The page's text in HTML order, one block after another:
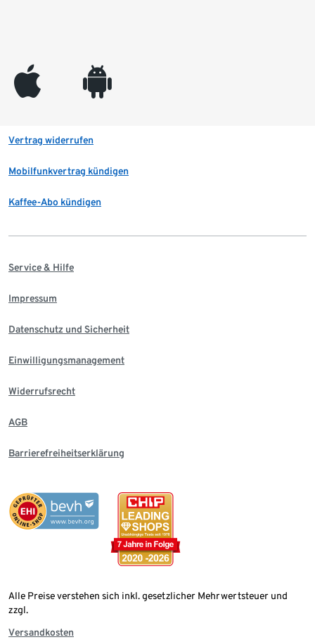
appleinc android
Vertrag widerrufen
Mobilfunkvertrag kündigen
Kaffee-Abo kündigen
Service & Hilfe
Impressum
Datenschutz und Sicherheit
Einwilligungsmanagement
Widerrufsrecht
AGB
Barrierefreiheitserklärung
Alle Preise verstehen sich inkl. gesetzlicher Mehrwertsteuer und
zzgl.
Versandkosten